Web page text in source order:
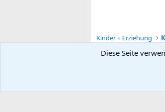
Kinder + Erziehung
Diese Seite